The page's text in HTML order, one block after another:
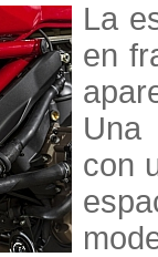
La
en
Una
con